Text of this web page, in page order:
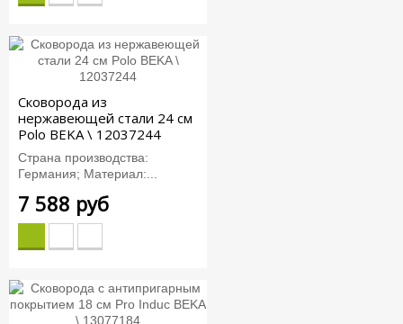
Сковорода из
нержавеющей стали 24 см
Polo BEKA \ 12037244
Страна производства:
Германия; Материал:...
7 588 руб